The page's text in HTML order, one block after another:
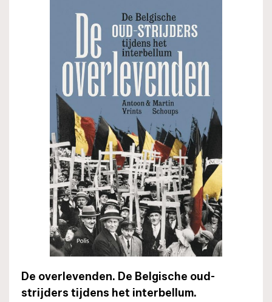
De overlevenden. De Belgische oud-
strijders tijdens het interbellum.